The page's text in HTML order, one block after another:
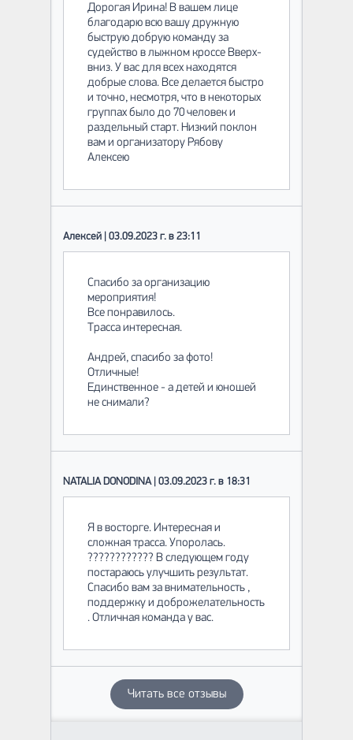
Дорогая Ирина! В вашем лице
благодарю всю вашу дружную
быструю добрую команду за
судейство в лыжном кроссе Вверх-
вниз. У вас для всех находятся
добрые слова. Все делается быстро
и точно, несмотря, что в некоторых
группах было до 70 человек и
раздельный старт. Низкий поклон
вам и организатору Рябову
Алексею
Алексей | 03.09.2023 г. в 23:11
Спасибо за организацию
мероприятия!
Все понравилось.
Трасса интересная.
Андрей, спасибо за фото!
Отличные!
Единственное - а детей и юношей
не снимали?
NATALIA DONODINA | 03.09.2023 г. в 18:31
Я в восторге. Интересная и
сложная трасса. Упоролась.
???????????? В следующем году
постараюсь улучшить результат.
Спасибо вам за внимательность ,
поддержку и доброжелательность
. Отличная команда у вас.
Читать все отзывы